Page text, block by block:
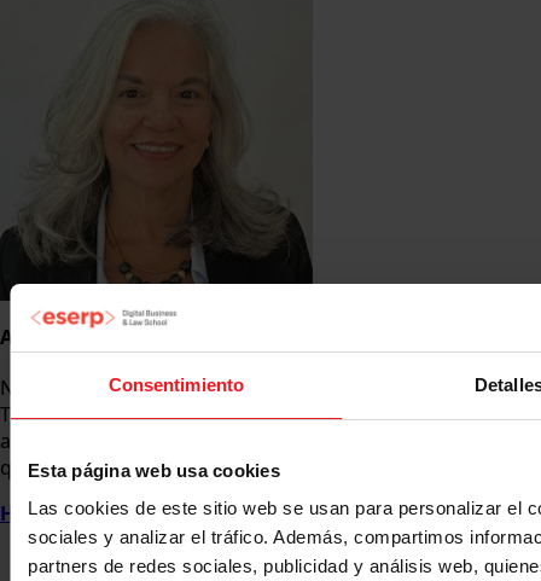
Consentimiento
Esta página web usa cookies
Las cookies de este sitio web se usan para personalizar el
sociales y analizar el tráfico. Además, compartimos
partners de redes sociales, publicidad y análisis web,
Ana Marcova del Castillo
Nos importa conocerte: tus talentos, fortalezas y sueños.
Tu orientador te guiará para sacar lo mejor de ti y
asegurarse de que tu paso por eserp encaje con lo que
quieres para tu futuro.
Hablemos de tus objetivos